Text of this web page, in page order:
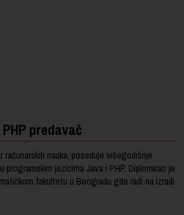
predavač
računarskih nauka, poseduje višegodišnje
programskim jezicima Java i PHP. Diplomirao je
fakultetu u Beogradu gde radi na izradi